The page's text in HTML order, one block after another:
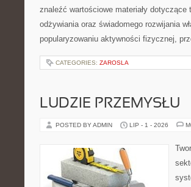
znaleźć wartościowe materiały
odżywiania oraz świadomego rozwijania
popularyzowaniu aktywności fizycznej,
CATEGORIES: ZAROSLA
LUDZIE PRZEMYSŁU
POSTED BY ADMIN LIP - 1 - 2026